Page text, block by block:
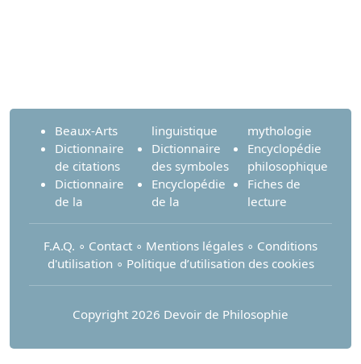
Beaux-Arts
Dictionnaire
de citations
Dictionnaire
de la
linguistique
Dictionnaire
des symboles
Encyclopédie
de la
mythologie
Encyclopédie
philosophique
Fiches de
lecture
F.A.Q. ∘ Contact ∘ Mentions légales ∘ Conditions
d'utilisation ∘ Politique d’utilisation des cookies
Copyright 2026 Devoir de Philosophie